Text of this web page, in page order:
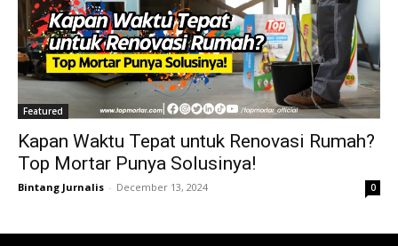
Featured
Kapan Waktu Tepat untuk Renovasi Rumah?
Top Mortar Punya Solusinya!
Bintang Jurnalis - December 13, 2024 0